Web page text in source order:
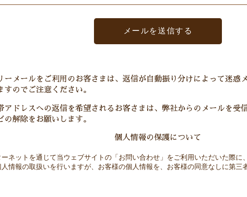
ーメールをご利用のお客さまは、返信が自動振り分けによって迷惑
すのでご注意ください。
アドレスへの返信を希望されるお客さまは、弊社からのメールを受
の解除をお願いします。
個人情報の保護について
ーネットを通じて当ウェブサイトの「お問い合わせ」をご利用いただいた際に
情報の取扱いを行いますが、お客様の個人情報を、お客様の同意なしに第三